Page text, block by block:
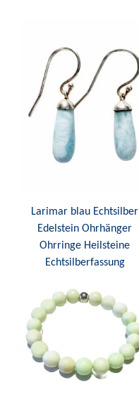
Larimar blau Echtsilber
Edelstein Ohrhänger
Ohrringe Heilsteine
Echtsilberfassung